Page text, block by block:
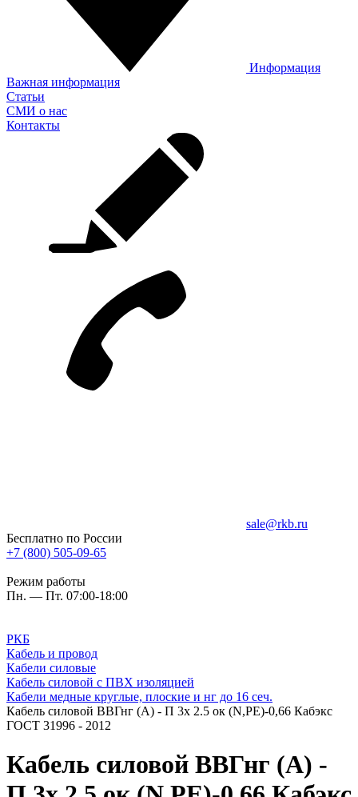
Информация
Важная информация
Статьи
СМИ о нас
Контакты
sale@rkb.ru
Бесплатно по России
+7 (800) 505-09-65
Режим работы
Пн. — Пт. 07:00-18:00
РКБ
Кабель и провод
Кабели силовые
Кабель силовой с ПВХ изоляцией
Кабели медные круглые, плоские и нг до 16 сеч.
Кабель силовой ВВГнг (A) - П 3х 2.5 ок (N,PE)-0,66 Кабэкс
ГОСТ 31996 - 2012
Кабель силовой ВВГнг (A) -